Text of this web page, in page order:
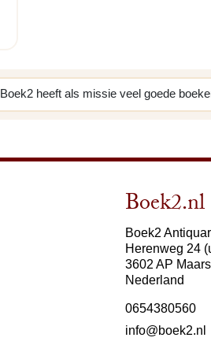
Boek2 heeft als missie veel goede
Boek2.nl
Boek2
Herenweg 24
3602 AP
Nederland
0654380560
info@boek2.nl